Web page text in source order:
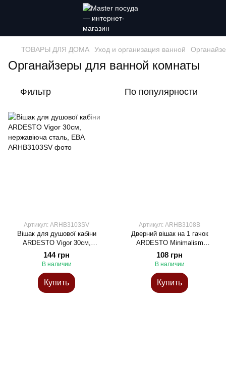
ТОВАРЫ ДЛЯ ДОМА Уход и организация ванной
Органайзеры для ванной комнаты
Фильтр По популярности
Артикул: ARHB3103SV
Вішак для душової кабіни
ARDESTO Vigor 30см,
нержавіюча сталь, ЕВА
144 грн
В наличии
Купить
Артикул: ARHB3108B
Дверний вішак на 1 гачок
ARDESTO Minimalism
3x3x20см, метал, пластик,
чорний
108 грн
В наличии
Купить